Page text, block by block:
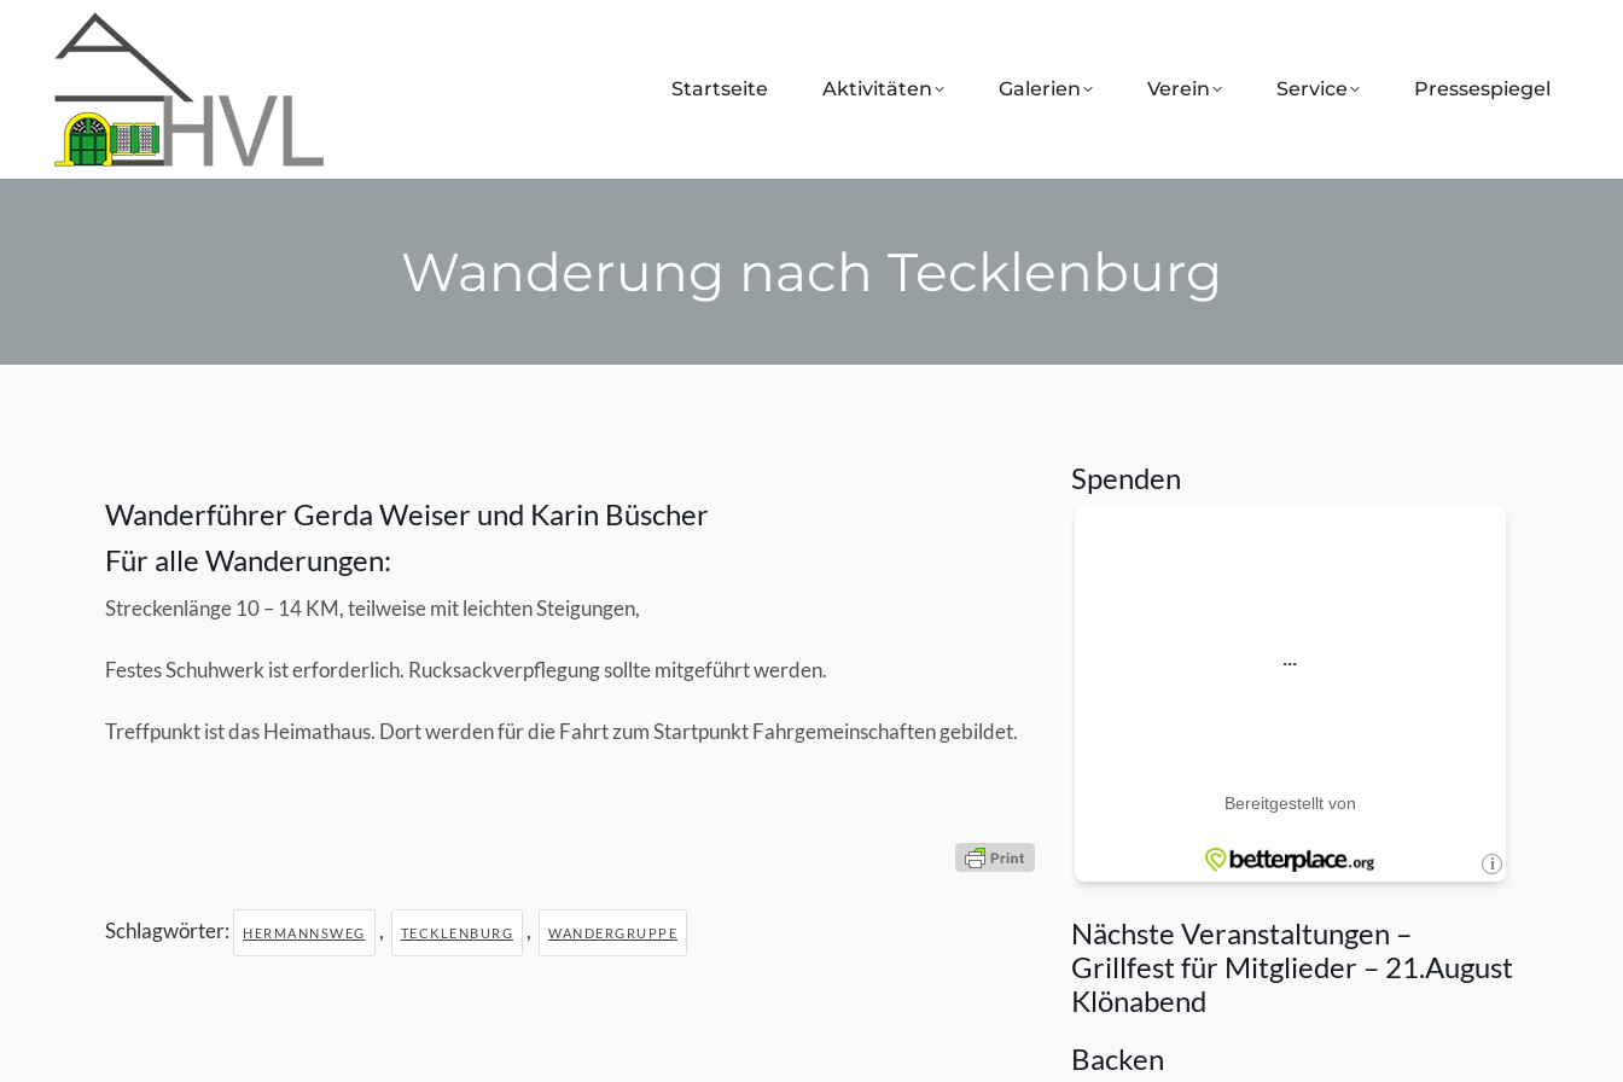
Startseite Aktivitäten Galerien Verein Service Pressespiegel
Wanderung nach Tecklenburg
Wanderführer Gerda Weiser und Karin Büscher
Für alle Wanderungen:
Streckenlänge 10 – 14 KM, teilweise mit leichten Steigungen,
Festes Schuhwerk ist erforderlich. Rucksackverpflegung sollte mitgeführt werden.
Treffpunkt ist das Heimathaus. Dort werden für die Fahrt zum Startpunkt Fahrgemeinschaften gebildet.
Schlagwörter: HERMANNSWEG , TECKLENBURG , WANDERGRUPPE
Spenden
Nächste Veranstaltungen –
Grillfest für Mitglieder – 21.August
Klönabend
Backen